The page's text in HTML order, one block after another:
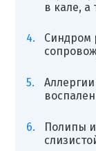
в кале, а
Синдром
Полипы